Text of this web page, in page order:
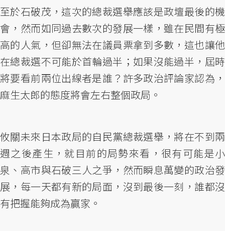
至於石破茂，這次的總裁選舉應該是政壇最後的機
會，然而如同過去數次的發展一樣，雖在民間有極
高的人氣，但卻無法在議員票拿到多數，這也讓他
在總裁選不可能於首輪過半；如果沒能過半，屆時
將要看前兩位出線者是誰？許多政治評論家認為，
麻生太郎的態度將會左右整個政局。
攸關未來日本政局的自民黨總裁選舉，將在不到兩
週之後產生，就目前的局勢來看，很有可能是小
泉、高市與石破三人之爭，然而瞬息萬變的政治發
展，每一天都有新的局面，沒到最後一刻，誰都沒
有把握能夠成為贏家。